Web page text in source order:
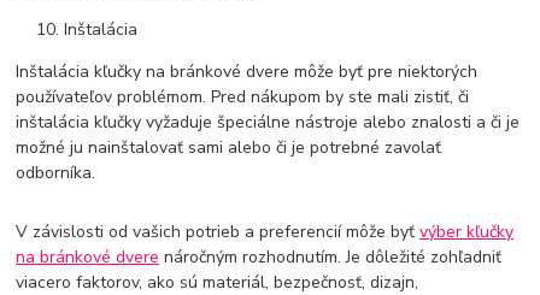
Inštalácia
Inštalácia kľučky na bránkové dvere môže byť pre niektorých
používateľov problémom. Pred nákupom by ste mali zistiť, či
inštalácia kľučky vyžaduje špeciálne nástroje alebo znalosti a či je
možné ju nainštalovať sami alebo či je potrebné zavolať
odborníka.
V závislosti od vašich potrieb a preferencií môže byťvýber kľučky
na bránkové dvere náročným rozhodnutím. Je dôležité zohľadniť
viacero faktorov, ako sú materiál, bezpečnosť, dizajn,